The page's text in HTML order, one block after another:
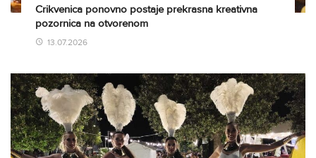
Crikvenica ponovno postaje prekrasna kreativna
pozornica na otvorenom
13.07.2026